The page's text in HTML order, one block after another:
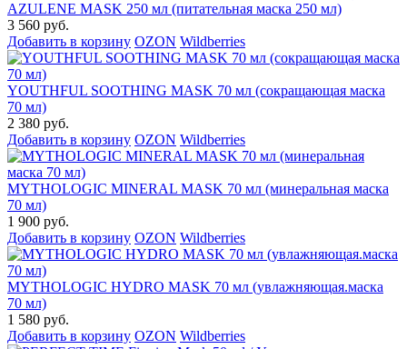
AZULENE MASK 250 мл (питательная маска 250 мл)
3 560 руб.
Добавить в корзину OZON Wildberries
YOUTHFUL SOOTHING MASK 70 мл (сокращающая маска
70 мл)
2 380 руб.
Добавить в корзину OZON Wildberries
MYTHOLOGIC MINERAL MASK 70 мл (минеральная маска
70 мл)
1 900 руб.
Добавить в корзину OZON Wildberries
MYTHOLOGIC HYDRO MASK 70 мл (увлажняющая.маска
70 мл)
1 580 руб.
Добавить в корзину OZON Wildberries